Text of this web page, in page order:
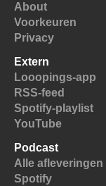
About
Voorkeuren
Privacy
Extern
Looopings-app
RSS-feed
Spotify-playlist
YouTube
Podcast
Alle afleveringen
Spotify